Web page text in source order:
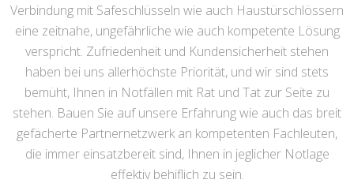
Verbindung mit Safeschlüsseln wie auch Haustürschlössern
eine zeitnahe, ungefährliche wie auch kompetente Lösung
verspricht. Zufriedenheit und Kundensicherheit stehen
haben bei uns allerhöchste Priorität, und wir sind stets
bemüht, Ihnen in Notfällen mit Rat und Tat zur Seite zu
stehen. Bauen Sie auf unsere Erfahrung wie auch das breit
gefächerte Partnernetzwerk an kompetenten Fachleuten,
die immer einsatzbereit sind, Ihnen in jeglicher Notlage
effektiv behiflich zu sein.